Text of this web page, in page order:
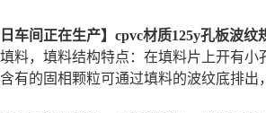
日车间正在生产】cpvc材质125y孔板波
料，填料结构特点：在填料片上开有
有的固相颗粒可通过填料的波纹底排